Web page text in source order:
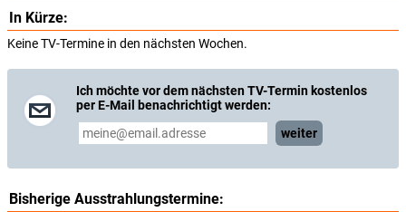
In Kürze:
Keine TV-Termine in den nächsten Wochen.
Ich möchte vor dem nächsten TV-Termin kostenlos
per E-Mail benachrichtigt werden:
weiter
Bisherige Ausstrahlungstermine: